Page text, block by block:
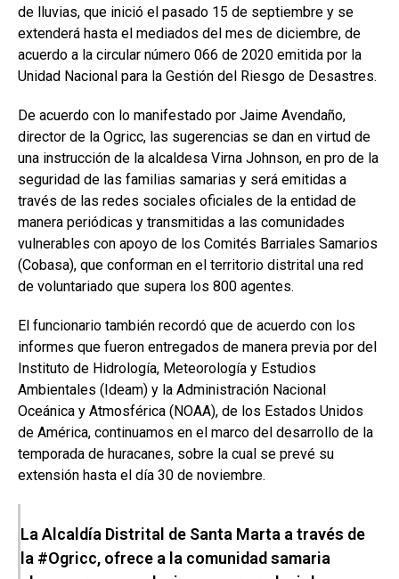
de lluvias, que inició el pasado 15 de septiembre y se
extenderá hasta el mediados del mes de diciembre, de
acuerdo a la circular número 066 de 2020 emitida por la
Unidad Nacional para la Gestión del Riesgo de Desastres.
De acuerdo con lo manifestado por Jaime Avendaño,
director de la Ogricc, las sugerencias se dan en virtud de
una instrucción de la alcaldesa Virna Johnson, en pro de la
seguridad de las familias samarias y será emitidas a
través de las redes sociales oficiales de la entidad de
manera periódicas y transmitidas a las comunidades
vulnerables con apoyo de los Comités Barriales Samarios
(Cobasa), que conforman en el territorio distrital una red
de voluntariado que supera los 800 agentes.
El funcionario también recordó que de acuerdo con los
informes que fueron entregados de manera previa por del
Instituto de Hidrología, Meteorología y Estudios
Ambientales (Ideam) y la Administración Nacional
Oceánica y Atmosférica (NOAA), de los Estados Unidos
de América, continuamos en el marco del desarrollo de la
temporada de huracanes, sobre la cual se prevé su
extensión hasta el día 30 de noviembre.
La Alcaldía Distrital de Santa Marta a través de
la #Ogricc, ofrece a la comunidad samaria